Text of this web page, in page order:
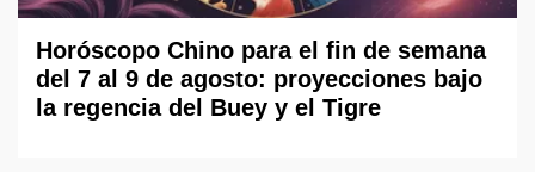
Horóscopo Chino para el fin de semana
del 7 al 9 de agosto: proyecciones bajo
la regencia del Buey y el Tigre